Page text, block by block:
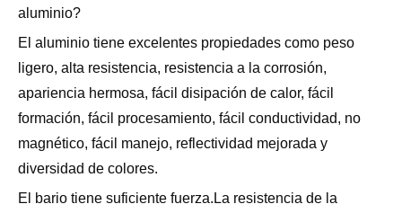
aluminio?
El aluminio tiene excelentes propiedades como peso
ligero, alta resistencia, resistencia a la corrosión,
apariencia hermosa, fácil disipación de calor, fácil
formación, fácil procesamiento, fácil conductividad, no
magnético, fácil manejo, reflectividad mejorada y
diversidad de colores.
El bario tiene suficiente fuerza.La resistencia de la